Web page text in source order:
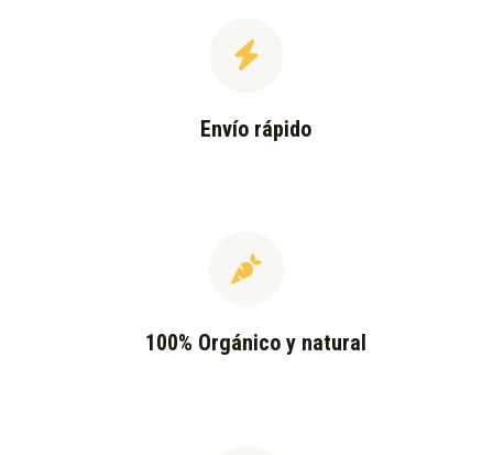
Envío rápido
100% Orgánico y natural